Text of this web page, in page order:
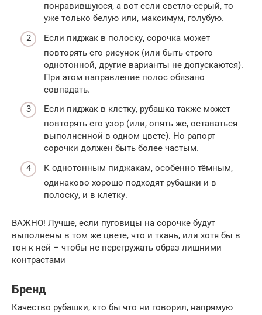
понравившуюся, а вот если светло-серый, то
уже только белую или, максимум, голубую.
Если пиджак в полоску, сорочка может
повторять его рисунок (или быть строго
однотонной, другие варианты не допускаются).
При этом направление полос обязано
совпадать.
Если пиджак в клетку, рубашка также может
повторять его узор (или, опять же, оставаться
выполненной в одном цвете). Но рапорт
сорочки должен быть более частым.
К однотонным пиджакам, особенно тёмным,
одинаково хорошо подходят рубашки и в
полоску, и в клетку.
ВАЖНО! Лучше, если пуговицы на сорочке будут
выполнены в том же цвете, что и ткань, или хотя бы в
тон к ней – чтобы не перегружать образ лишними
контрастами
Бренд
Качество рубашки, кто бы что ни говорил, напрямую